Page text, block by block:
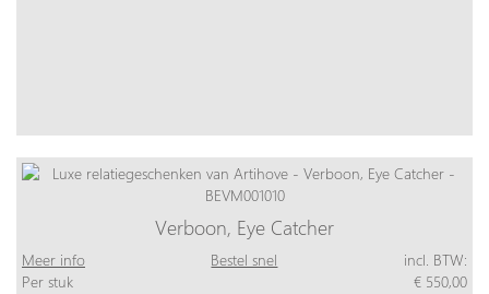
Verboon, Eye Catcher
Meer info Bestel snel
incl. BTW:
Per stuk
€ 550,00